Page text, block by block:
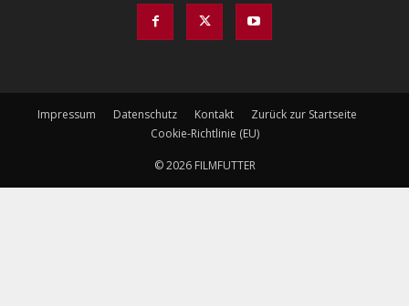
Impressum Datenschutz Kontakt
Zurück zur Startseite
Cookie-Richtlinie (EU)
© 2026 FILMFUTTER